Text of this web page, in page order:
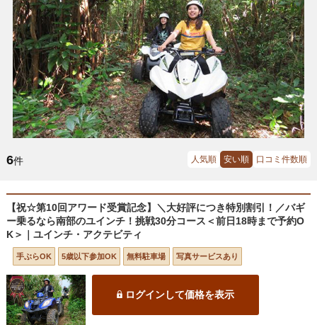
6件 人気順 安い順 口コミ件数順
【祝☆第10回アワード受賞記念】＼大好評につき特別割引！／バギ
ー乗るなら南部のユインチ！挑戦30分コース＜前日18時まで予約O
K＞｜ユインチ・アクテビティ
手ぶらOK 5歳以下参加OK 無料駐車場 写真サービスあり
ログインして価格を表示